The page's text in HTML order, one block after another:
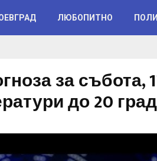
ЛЮБОПИТНО
за събота,
до 20